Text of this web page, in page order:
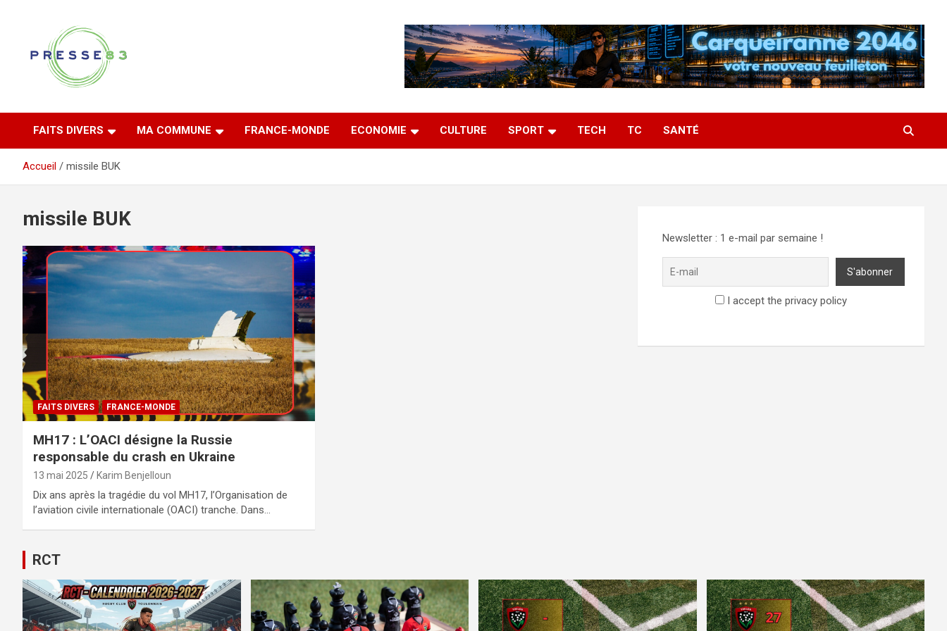
Presse 83
FAITS DIVERS MA COMMUNE FRANCE-MONDE ECONOMIE CULTURE SPORT TECH TC SANTÉ
Accueil missile BUK
missile BUK
FAITS DIVERS FRANCE-MONDE
MH17 : L’OACI désigne la Russie
responsable du crash en Ukraine
13 mai 2025 Karim Benjelloun
Dix ans après la tragédie du vol MH17, l’Organisation de
l’aviation civile internationale (OACI) tranche. Dans…
Newsletter : 1 e-mail par semaine !
I accept the privacy policy
RCT